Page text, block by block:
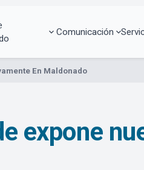
Comunicación
En Maldonado
expone